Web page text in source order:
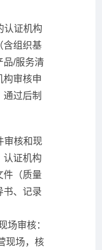
认证机构
含组织基
品/服务清
构审核申
过后制
审核和现
认证机构
件（质量
书、记录
场审核：
现场，核